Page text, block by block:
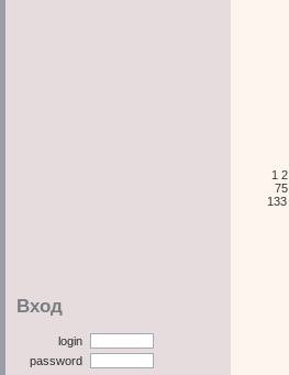
Вход
login
password
1 2
75
133